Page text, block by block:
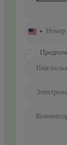
United
+1
Номер
Имя